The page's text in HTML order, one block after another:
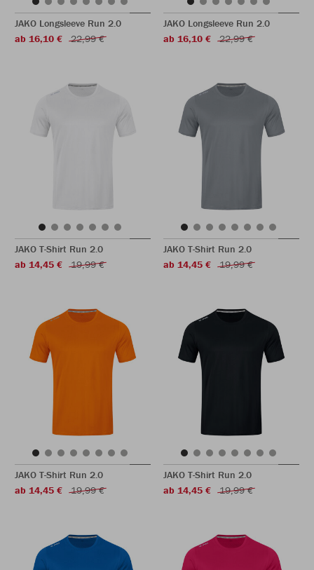
JAKO Longsleeve Run 2.0
ab 16,10 €
22,99 €
JAKO Longsleeve Run 2.0
ab 16,10 €
22,99 €
JAKO T-Shirt Run 2.0
ab 14,45 €
19,99 €
JAKO T-Shirt Run 2.0
ab 14,45 €
19,99 €
JAKO T-Shirt Run 2.0
ab 14,45 €
19,99 €
JAKO T-Shirt Run 2.0
ab 14,45 €
19,99 €